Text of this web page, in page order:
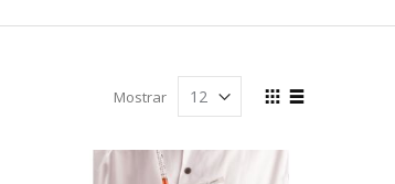
Ver
Mostrar